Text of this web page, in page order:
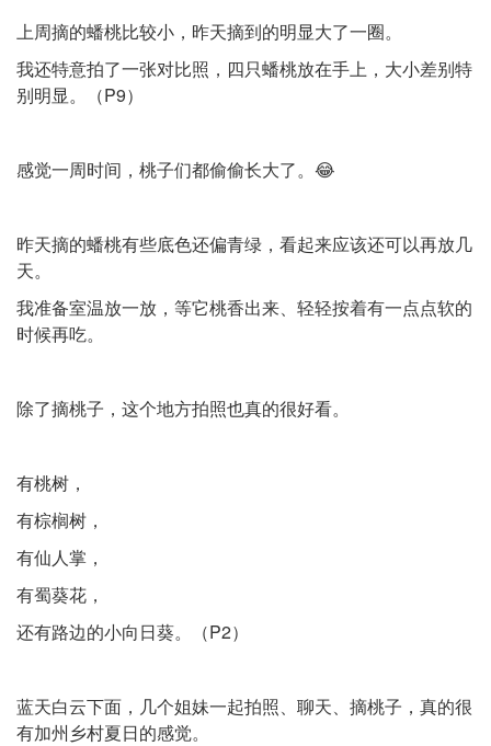
上周摘的蟠桃比较小，昨天摘到的明显大了一圈。
我还特意拍了一张对比照，四只蟠桃放在手上，大小差别特
别明显。（P9）
感觉一周时间，桃子们都偷偷长大了。😂
昨天摘的蟠桃有些底色还偏青绿，看起来应该还可以再放几
天。
我准备室温放一放，等它桃香出来、轻轻按着有一点点软的
时候再吃。
除了摘桃子，这个地方拍照也真的很好看。
有桃树，
有棕榈树，
有仙人掌，
有蜀葵花，
还有路边的小向日葵。（P2）
蓝天白云下面，几个姐妹一起拍照、聊天、摘桃子，真的很
有加州乡村夏日的感觉。